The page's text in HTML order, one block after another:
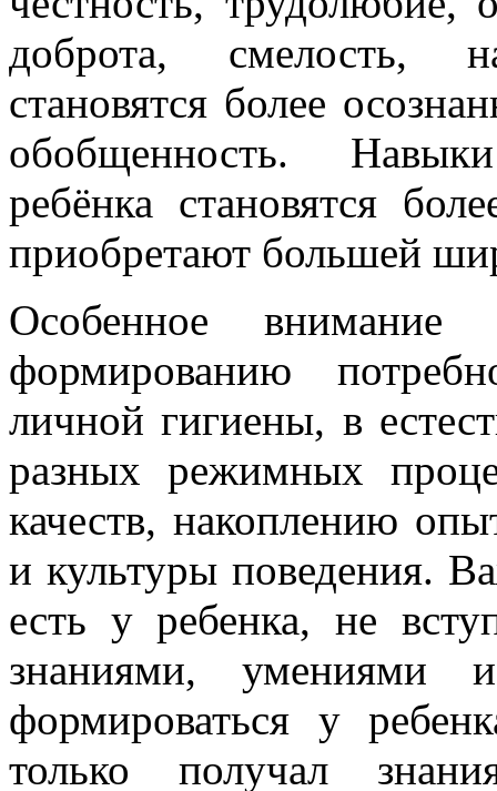
доброта, смелость,
становятся более
обобщенность.
ребёнка становятся
приобретают большей
Особенное
формированию
личной гигиены, в
разных режимных
качеств, накоплению
и культуры поведения.
есть у ребенка, не
знаниями, умениями
формироваться у
только получал